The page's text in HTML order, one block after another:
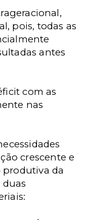
pois, todas as
antes
com as
nas
crescente e
da